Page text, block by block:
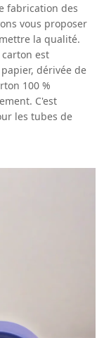
fabrication des
vous proposer
la qualité.
est
dérivée de
100 %
C'est
les tubes de